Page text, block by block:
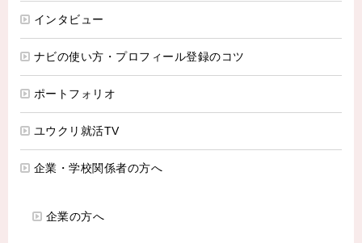
インタビュー
ナビの使い方・プロフィール登録のコツ
ポートフォリオ
ユウクリ就活TV
企業・学校関係者の方へ
企業の方へ